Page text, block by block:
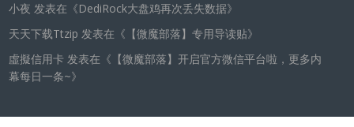
小夜 发表在《DediRock大盘鸡再次丢失数据》
天天下载Ttzip 发表在《 【微魔部落】专用导读贴》
虛擬信用卡 发表在《 【微魔部落】开启官方微信平台啦，更多内
幕每日一条~》